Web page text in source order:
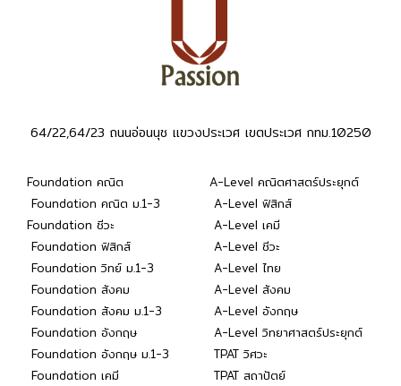
64/22,64/23 ถนนอ่อนนุช แขวงประเวศ เขตประเวศ กทม.10250
Foundation คณิต
Foundation คณิต ม.1-3
Foundation ชีวะ
Foundation ฟิสิกส์
Foundation วิทย์ ม.1-3
Foundation สังคม
Foundation สังคม ม.1-3
Foundation อังกฤษ
Foundation อังกฤษ ม.1-3
Foundation เคมี
A-Level คณิตศาสตร์ประยุกต์
A-Level ฟิสิกส์
A-Level เคมี
A-Level ชีวะ
A-Level ไทย
A-Level สังคม
A-Level อังกฤษ
A-Level วิทยาศาสตร์ประยุกต์
TPAT วิศวะ
TPAT สถาปัตย์